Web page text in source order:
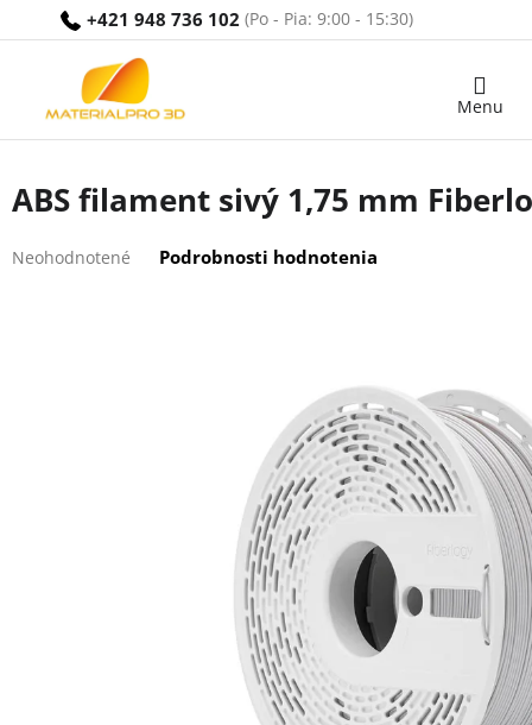
+421 948 736 102
Nákupný
ABS filament sivý 1,75 mm
hodnotenie
Neohodnotené Podrobnosti hodnotenia